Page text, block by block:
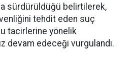
sürdürüldüğü belirtilerek,
tehdit eden suç
tacirlerine yönelik
devam edeceği vurgulandı.